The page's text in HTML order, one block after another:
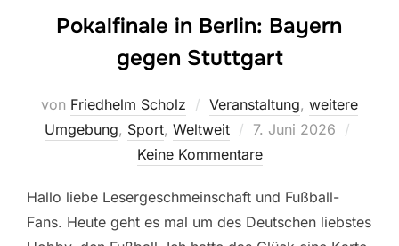
Pokalfinale in Berlin: Bayern
gegen Stuttgart
von Friedhelm Scholz Veranstaltung, weitere
Umgebung, Sport, Weltweit
Veröffentlicht
am
7. Juni 2026
Keine Kommentare
Hallo liebe Lesergeschmeinschaft und Fußball-
Fans. Heute geht es mal um des Deutschen liebstes